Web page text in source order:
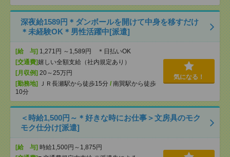
深夜給1589円＊ダンボールを開けて中身を移すだけ
＊未経験OK＊男性活躍中[派遣]
[給 与] 1,271円 ～1,589円 ＊日払いOK
[交通費]嬉しい全額支給（社内規定あり）
[月収例] 20～25万円
[勤務地]
ＪＲ長瀬駅から徒歩15分 / 南巽駅から徒歩
10分
気になる！
＜時給1,500円～＊好きな時にお仕事＞文房具のモク
モク仕分け[派遣]
[給 与] 時給1,500円～1,875円